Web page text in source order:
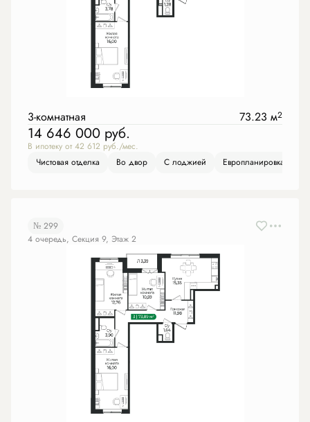
3-комнатная 73.23 м2
14 646 000 руб.
В ипотеку от 42 612 руб./мес.
Чистовая отделка
Во двор С лоджией Европланировка
№ 299
4 очередь, Секция 9, Этаж 2